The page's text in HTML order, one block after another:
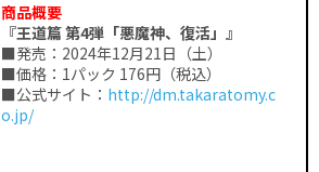
商品概要
『王道篇 第4弾「悪魔神、復活」』
■発売：2024年12月21日（土）
■価格：1パック 176円（税込）
■公式サイト： http://dm.takaratomy.c
o.jp/